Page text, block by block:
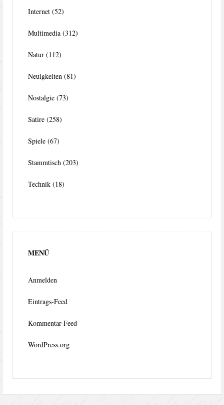
Internet (52)
Multimedia (312)
Natur (112)
Neuigkeiten (81)
Nostalgie (73)
Satire (258)
Spiele (67)
Stammtisch (203)
Technik (18)
MENÜ
Anmelden
Eintrags-Feed
Kommentar-Feed
WordPress.org